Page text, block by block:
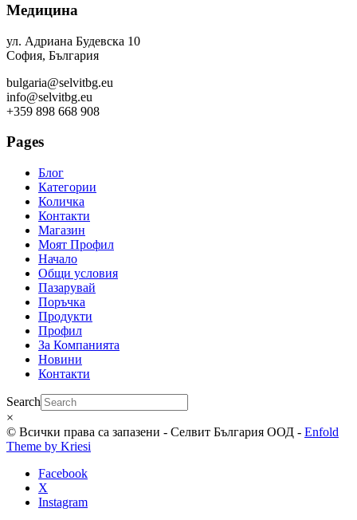
Медицина
ул. Адриана Будевска 10
София, България
bulgaria@selvitbg.eu
info@selvitbg.eu
+359 898 668 908
Pages
Блог
Категории
Количка
Контакти
Магазин
Моят Профил
Начало
Общи условия
Пазарувай
Поръчка
Продукти
Профил
За Компанията
Новини
Контакти
Search
×
© Всички права са запазени - Селвит България ООД - Enfold
Theme by Kriesi
Facebook
X
Instagram